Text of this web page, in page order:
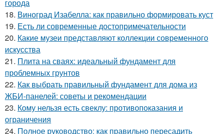
города
18. Виноград Изабелла: как правильно формировать куст
19. Есть ли современные достопримечательности
20. Какие музеи представляют коллекции современного
искусства
21. Плита на сваях: идеальный фундамент для
проблемных грунтов
22. Как выбрать правильный фундамент для дома из
ЖБИ-панелей: советы и рекомендации
23. Кому нельзя есть свеклу: противопоказания и
ограничения
24. Полное руководство: как правильно пересадить